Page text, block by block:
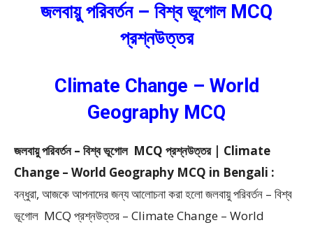
জলবায়ু পরিবর্তন – বিশ্ব ভূগোল MCQ
প্রশ্নউত্তর
Climate Change – World
Geography MCQ
জলবায়ু পরিবর্তন – বিশ্ব ভূগোল MCQ প্রশ্নউত্তর | Climate
Change – World Geography MCQ in Bengali :
বন্ধুরা, আজকে আপনাদের জন্য আলোচনা করা হলো জলবায়ু পরিবর্তন – বিশ্ব
ভূগোল MCQ প্রশ্নউত্তর – Climate Change – World